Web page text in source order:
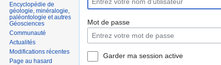
Mot de passe
Garder ma session active
Encyclopédie de
géologie, minéralogie,
paléontologie et autres
Géosciences
Communauté
Actualités
Modifications récentes
Page au hasard